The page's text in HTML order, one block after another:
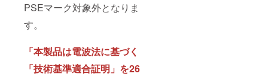
PSEマーク対象外となりま
す。
「本製品は電波法に基づく
「技術基準適合証明」を26